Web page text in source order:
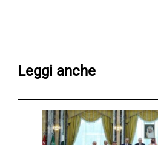
Leggi anche